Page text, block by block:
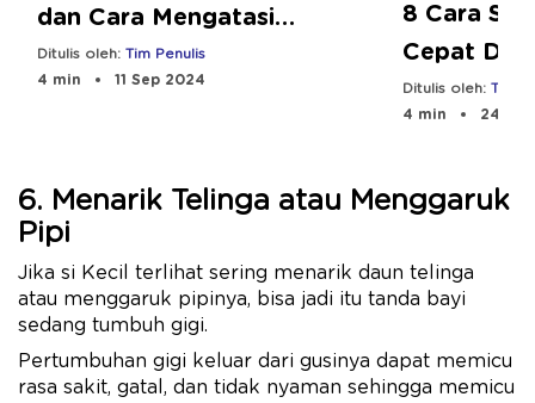
dan Cara Mengatasi
Sakitnya
Ditulis oleh: Tim Penulis
4 min
11 Sep 2024
8 Cara
Cepat
Ditulis oleh: Tim
4 min
24 Jul
6. Menarik Telinga atau Menggaruk
Pipi
Jika si Kecil terlihat sering menarik daun telinga
atau menggaruk pipinya, bisa jadi itu tanda bayi
sedang tumbuh gigi.
Pertumbuhan gigi keluar dari gusinya dapat memicu
rasa sakit, gatal, dan tidak nyaman sehingga memicu